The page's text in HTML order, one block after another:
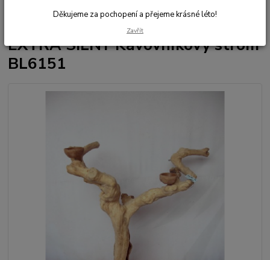
SILNÝ Kávovníkový strom BL6151
EXTRA SILNÝ Kávovníkový strom
BL6151
Děkujeme za pochopení a přejeme krásné léto!
Zavřít